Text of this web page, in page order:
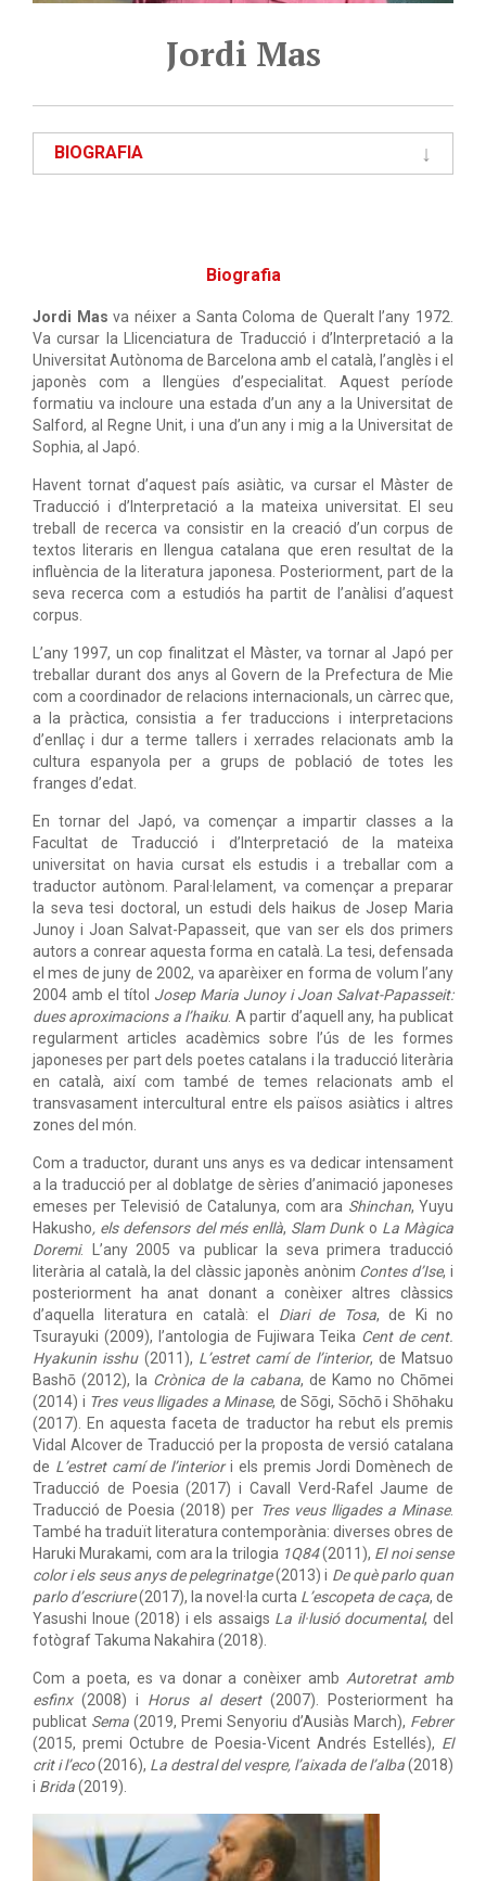
Jordi Mas
BIOGRAFIA
Biografia
Jordi Mas va néixer a Santa Coloma de Queralt l’any 1972.
Va cursar la Llicenciatura de Traducció i d’Interpretació a la
Universitat Autònoma de Barcelona amb el català, l’anglès i el
japonès com a llengües d’especialitat. Aquest període
formatiu va incloure una estada d’un any a la Universitat de
Salford, al Regne Unit, i una d’un any i mig a la Universitat de
Sophia, al Japó.
Havent tornat d’aquest país asiàtic, va cursar el Màster de
Traducció i d’Interpretació a la mateixa universitat. El seu
treball de recerca va consistir en la creació d’un corpus de
textos literaris en llengua catalana que eren resultat de la
influència de la literatura japonesa. Posteriorment, part de la
seva recerca com a estudiós ha partit de l’anàlisi d’aquest
corpus.
L’any 1997, un cop finalitzat el Màster, va tornar al Japó per
treballar durant dos anys al Govern de la Prefectura de Mie
com a coordinador de relacions internacionals, un càrrec que,
a la pràctica, consistia a fer traduccions i interpretacions
d’enllaç i dur a terme tallers i xerrades relacionats amb la
cultura espanyola per a grups de població de totes les
franges d’edat.
En tornar del Japó, va començar a impartir classes a la
Facultat de Traducció i d’Interpretació de la mateixa
universitat on havia cursat els estudis i a treballar com a
traductor autònom. Paral·lelament, va començar a preparar
la seva tesi doctoral, un estudi dels haikus de Josep Maria
Junoy i Joan Salvat-Papasseit, que van ser els dos primers
autors a conrear aquesta forma en català. La tesi, defensada
el mes de juny de 2002, va aparèixer en forma de volum l’any
2004 amb el títol Josep Maria Junoy i Joan Salvat-Papasseit:
dues aproximacions a l’haiku. A partir d’aquell any, ha publicat
regularment articles acadèmics sobre l’ús de les formes
japoneses per part dels poetes catalans i la traducció literària
en català, així com també de temes relacionats amb el
transvasament intercultural entre els països asiàtics i altres
zones del món.
Com a traductor, durant uns anys es va dedicar intensament
a la traducció per al doblatge de sèries d’animació japoneses
emeses per Televisió de Catalunya, com ara Shinchan, Yuyu
Hakusho, els defensors del més enllà, Slam Dunko La Màgica
Doremi. L’any 2005 va publicar la seva primera traducció
literària al català, la del clàssic japonès anònim Contes d’Ise, i
posteriorment ha anat donant a conèixer altres clàssics
d’aquella literatura en català: el Diari de Tosa, de Ki no
Tsurayuki (2009), l’antologia de Fujiwara Teika Cent de cent.
Hyakunin isshu(2011), L’estret camí de l’interior, de Matsuo
Bashō (2012), la Crònica de la cabana, de Kamo no Chōmei
(2014) i Tres veus lligades a Minase, de Sōgi, Sōchō i Shōhaku
(2017). En aquesta faceta de traductor ha rebut els premis
Vidal Alcover de Traducció per la proposta de versió catalana
de L’estret camí de l’interiori els premis Jordi Domènech de
Traducció de Poesia (2017) i Cavall Verd-Rafel Jaume de
Traducció de Poesia (2018) per Tres veus lligades a Minase.
També ha traduït literatura contemporània: diverses obres de
Haruki Murakami, com ara la trilogia 1Q84(2011), El noi sense
color i els seus anys de pelegrinatge(2013) i De què parlo quan
parlo d’escriure(2017), la novel·la curta L’escopeta de caça, de
Yasushi Inoue (2018) i els assaigs La il·lusió documental, del
fotògraf Takuma Nakahira (2018).
Com a poeta, es va donar a conèixer amb Autoretrat amb
esfinx(2008) i Horus al desert(2007). Posteriorment ha
publicat Sema (2019, Premi Senyoriu d’Ausiàs March), Febrer
(2015, premi Octubre de Poesia-Vicent Andrés Estellés), El
crit i l’eco(2016), La destral del vespre, l’aixada de l’alba(2018)
i Brida(2019).